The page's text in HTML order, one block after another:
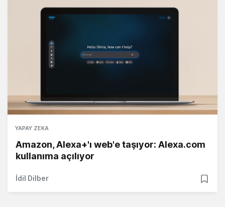
YAPAY ZEKA
Amazon, Alexa+'ı web'e taşıyor: Alexa.com
kullanıma açılıyor
İdil Dilber